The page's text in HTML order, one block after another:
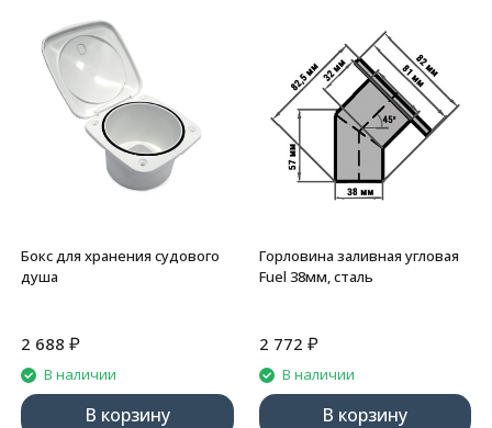
Бокс для хранения судового
душа
2 688 ₽
В наличии
В корзину
Горловина заливная угловая
Fuel 38мм, сталь
2 772 ₽
В наличии
В корзину